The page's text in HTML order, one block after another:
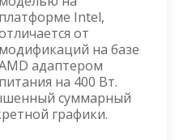
платформе Intel,
от
модификаций на базе
адаптером
питания на 400 Вт.
суммарный
графики.